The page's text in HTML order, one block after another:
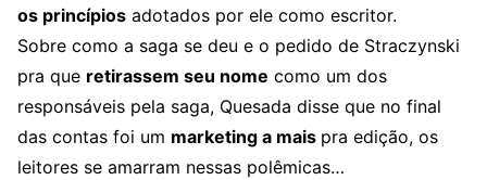
os princípios adotados por ele como escritor.
Sobre como a saga se deu e o pedido de Straczynski
pra que retirassem seu nome como um dos
responsáveis pela saga, Quesada disse que no final
das contas foi um marketing a mais pra edição, os
leitores se amarram nessas polêmicas…